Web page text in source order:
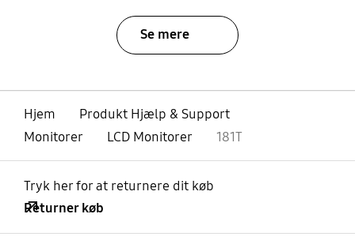
Se mere
Hjem
Produkt Hjælp & Support
Monitorer
LCD Monitorer 181T
Tryk her for at returnere dit køb
Returner køb